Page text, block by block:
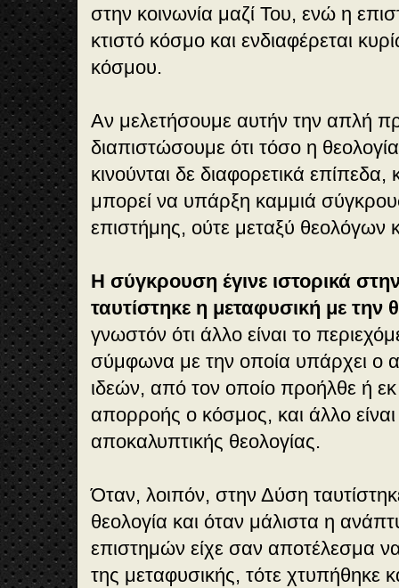
στην κοινωνία μαζί Του, ενώ η
κτιστό κόσμο και ενδιαφέρεται
κόσμου.
Αν μελετήσουμε αυτήν την απλή
διαπιστώσουμε ότι τόσο η θεολογία
κινούνται δε διαφορετικά
μπορεί να υπάρξη καμμιά
επιστήμης, ούτε μεταξύ θεολόγων
Η σύγκρουση έγινε ιστορικά
ταυτίστηκε η μεταφυσική με την
γνωστόν ότι άλλο είναι το
σύμφωνα με την οποία υπάρχει ο
ιδεών, από τον οποίο προήλθε ή
απορροής ο κόσμος, και άλλο
αποκαλυπτικής θεολογίας.
Όταν, λοιπόν, στην Δύση
θεολογία και όταν μάλιστα η
επιστημών είχε σαν αποτέλεσμα
της μεταφυσικής, τότε χτυπήθηκε